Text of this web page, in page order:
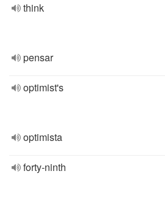
think
pensar
optimist's
optimista
forty-ninth